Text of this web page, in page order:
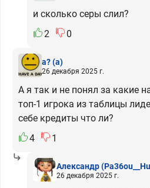
и сколько серы слил?
2
0
а?(а)
26 декабря 2025 г.
А я так и не понял за какие
топ-1 игрока из таблицы
себе кредиты что ли?
4
1
Александр
26 декабря 2025 г.